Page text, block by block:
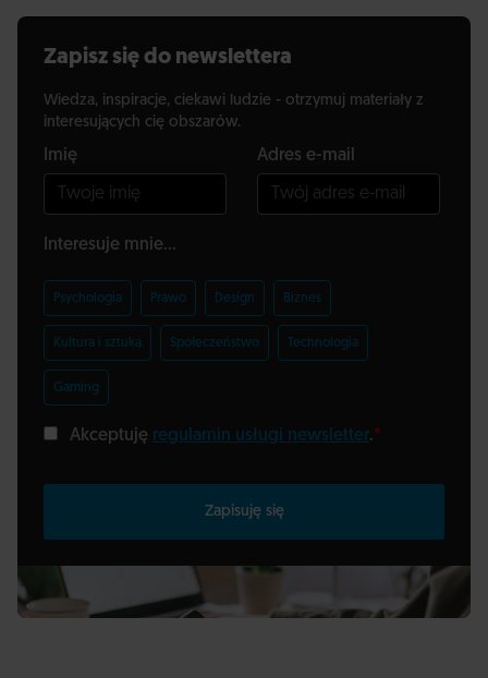
Zapisz się do newslettera
Wiedza, inspiracje, ciekawi ludzie - otrzymuj materiały z
interesujących cię obszarów.
Imię Adres e-mail
Interesuje mnie...
Psychologia Prawo Design Biznes
Kultura i sztuka Społeczeństwo Technologia
Gaming
Akceptuję regulamin usługi newsletter.*
Zapisuję się